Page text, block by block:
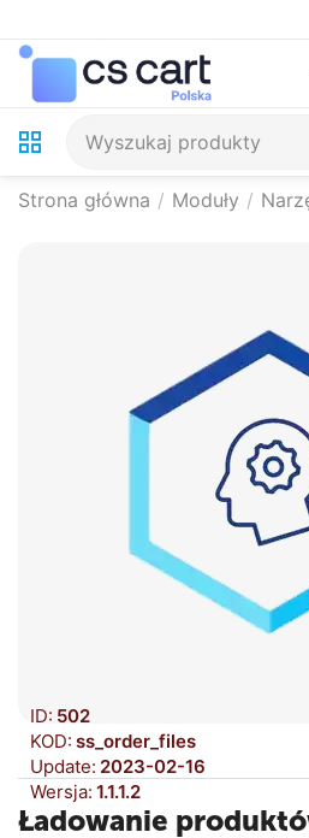
Strona główna / Moduły /
ID: 502
KOD: ss_order_files
Update: 2023-02-16
Wersja: 1.1.1.2
Ładowanie